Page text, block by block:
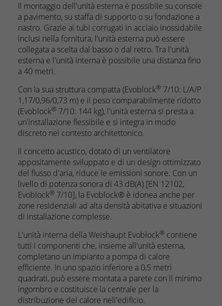
Il montaggio dell'unità esterna è possibile su console
a pavimento, su staffa di supporto o su fondazione a
nastro. Grazie ai tubi corrugati in acciaio inossidabile
inclusi nella fornitura, l'unità esterna può essere
collegata a scelta dal basso o dal retro. Tra l'unità
esterna e l'unità interna è possibile una distanza fino
a 40 metri.
Con la sua struttura compatta (Evoblock® 7/10: L/A/P
1,17/0,96/0,73 m) e il peso comparabilmente ridotto
(Evoblock® 7/10: 144 kg), l'unità esterna si presta a
un'installazione flessibile e si integra in modo
discreto nel contesto architettonico.
Il concetto acustico, dotato di un ventilatore
appositamente sviluppato e di un design ottimizzato
del flusso d'aria, riduce le emissioni sonore. Con un
livello di potenza sonora di 43 dB(A) [EN 12102,
Evoblock® 7/10], la Evoblock® è idonea anche per
zone residenziali ad alta densità abitativa e situazioni
di installazione complesse.
L'unità interna della Weishaupt Evoblock® contiene
tutti i componenti che, insieme all'unità esterna,
completano un impianto a pompa di calore
efficiente. In uno spazio inferiore a 0,5 metri
quadrati, può essere montata a parete con il minimo
ingombro e costituisce la centrale per la
distribuzione del calore nell'edificio.